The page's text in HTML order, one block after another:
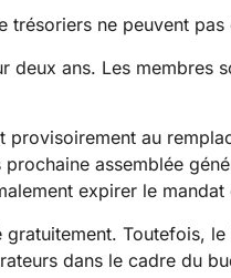
trésoriers ne peuvent pas
deux ans. Les membres
provisoirement au
assemblée
expirer le
gratuitement. Toutefois,
dans le cadre du